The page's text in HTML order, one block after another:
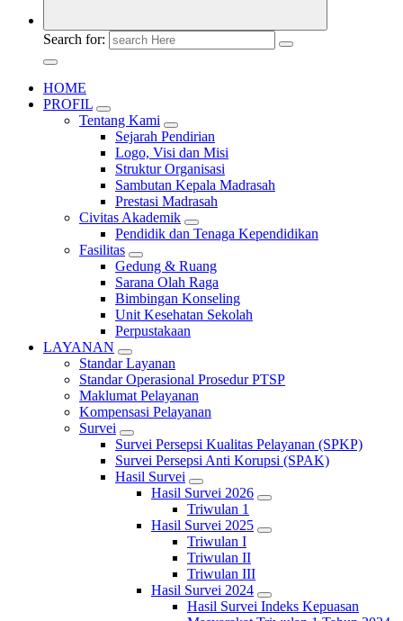
Search for:
HOME
PROFIL
Tentang Kami
Sejarah Pendirian
Logo, Visi dan Misi
Struktur Organisasi
Sambutan Kepala Madrasah
Prestasi Madrasah
Civitas Akademik
Pendidik dan Tenaga Kependidikan
Fasilitas
Gedung & Ruang
Sarana Olah Raga
Bimbingan Konseling
Unit Kesehatan Sekolah
Perpustakaan
LAYANAN
Standar Layanan
Standar Operasional Prosedur PTSP
Maklumat Pelayanan
Kompensasi Pelayanan
Survei
Survei Persepsi Kualitas Pelayanan (SPKP)
Survei Persepsi Anti Korupsi (SPAK)
Hasil Survei
Hasil Survei 2026
Triwulan 1
Hasil Survei 2025
Triwulan I
Triwulan II
Triwulan III
Hasil Survei 2024
Hasil Survei Indeks Kepuasan